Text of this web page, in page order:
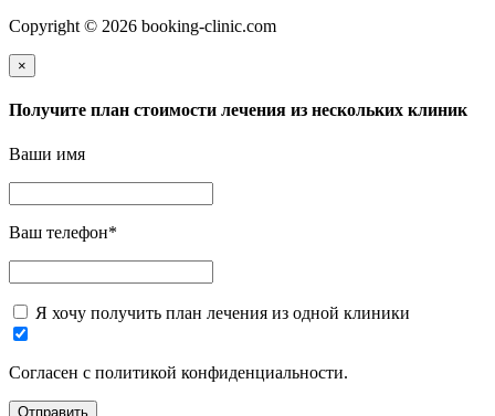
Copyright © 2026 booking-clinic.com
×
Получите план стоимости лечения из нескольких клиник
Ваши имя
Ваш телефон*
Я хочу получить план лечения из одной клиники
Согласен с политикой конфиденциальности.